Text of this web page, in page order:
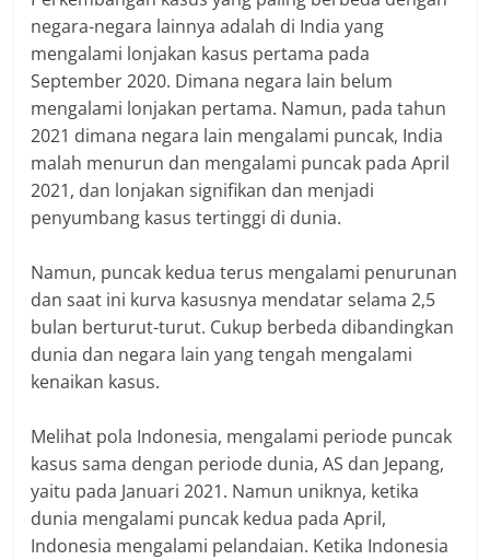
negara-negara lainnya adalah di India yang
mengalami lonjakan kasus pertama pada
September 2020. Dimana negara lain belum
mengalami lonjakan pertama. Namun, pada tahun
2021 dimana negara lain mengalami puncak, India
malah menurun dan mengalami puncak pada April
2021, dan lonjakan signifikan dan menjadi
penyumbang kasus tertinggi di dunia.
Namun, puncak kedua terus mengalami penurunan
dan saat ini kurva kasusnya mendatar selama 2,5
bulan berturut-turut. Cukup berbeda dibandingkan
dunia dan negara lain yang tengah mengalami
kenaikan kasus.
Melihat pola Indonesia, mengalami periode puncak
kasus sama dengan periode dunia, AS dan Jepang,
yaitu pada Januari 2021. Namun uniknya, ketika
dunia mengalami puncak kedua pada April,
Indonesia mengalami pelandaian. Ketika Indonesia